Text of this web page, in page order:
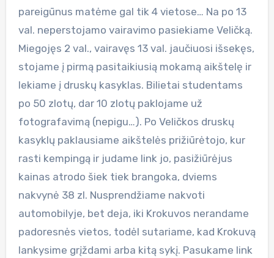
pareigūnus matėme gal tik 4 vietose… Na po 13
val. neperstojamo vairavimo pasiekiame Veličką.
Miegojęs 2 val., vairavęs 13 val. jaučiuosi išsekęs,
stojame į pirmą pasitaikiusią mokamą aikštelę ir
lekiame į druskų kasyklas. Bilietai studentams
po 50 zlotų, dar 10 zlotų paklojame už
fotografavimą (nepigu…). Po Veličkos druskų
kasyklų paklausiame aikštelės prižiūrėtojo, kur
rasti kempingą ir judame link jo, pasižiūrėjus
kainas atrodo šiek tiek brangoka, dviems
nakvynė 38 zl. Nusprendžiame nakvoti
automobilyje, bet deja, iki Krokuvos nerandame
padoresnės vietos, todėl sutariame, kad Krokuvą
lankysime grįždami arba kitą sykį. Pasukame link